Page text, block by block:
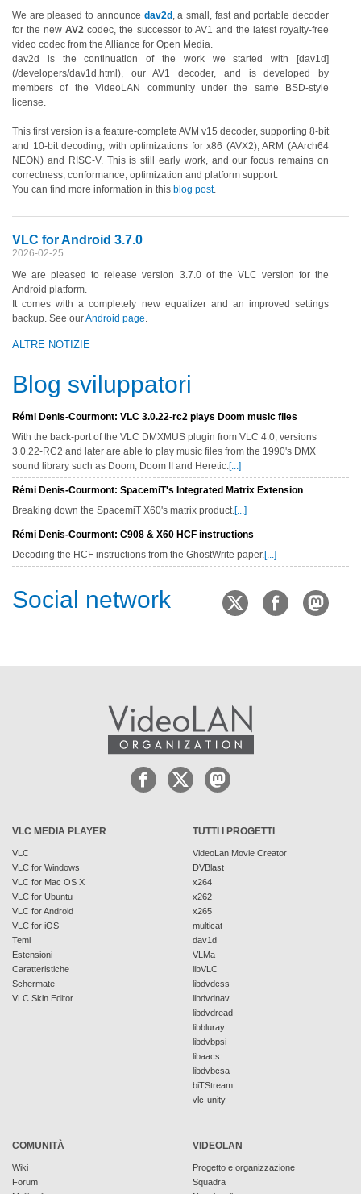
We are pleased to announce dav2d , a small, fast and portable decoder
for the newAV2 codec, the successor to AV1 and the latest royalty-free
video codec from the Alliance for Open Media.
dav2d is the continuation of the work we started with [dav1d]
(/developers/dav1d.html), our AV1 decoder, and is developed by
members of the VideoLAN community under the same BSD-style
license.
This first version is a feature-complete AVM v15 decoder, supporting 8-bit
and 10-bit decoding, with optimizations for x86 (AVX2), ARM (AArch64
NEON) and RISC-V. This is still early work, and our focus remains on
correctness, conformance, optimization and platform support.
You can find more information in this blog post.
VLC for Android 3.7.0
2026-02-25
We are pleased to release version 3.7.0 of the VLC version for the
Android platform.
It comes with a completely new equalizer and an improved settings
backup. See ourAndroid page.
ALTRE NOTIZIE
Blog sviluppatori
Rémi Denis-Courmont: VLC 3.0.22-rc2 plays Doom music files
With the back-port of the VLC DMXMUS plugin from VLC 4.0, versions
3.0.22-RC2 and later are able to play music files from the 1990's DMX
sound library such as Doom, Doom II and Heretic.[...]
Rémi Denis-Courmont: SpacemiT's Integrated Matrix Extension
Breaking down the SpacemiT X60's matrix product.[...]
Rémi Denis-Courmont: C908 & X60 HCF instructions
Decoding the HCF instructions from the GhostWrite paper.[...]
Social network
VLC MEDIA PLAYER
VLC
VLC for Windows
VLC for Mac OS X
VLC for Ubuntu
VLC for Android
VLC for iOS
Temi
Estensioni
Caratteristiche
Schermate
VLC Skin Editor
TUTTI I PROGETTI
VideoLan Movie Creator
DVBlast
x264
x262
x265
multicat
dav1d
VLMa
libVLC
libdvdcss
libdvdnav
libdvdread
libbluray
libdvbpsi
libaacs
libdvbcsa
biTStream
vlc-unity
COMUNITÀ
Wiki
Forum
VIDEOLAN
Progetto e organizzazione
Squadra